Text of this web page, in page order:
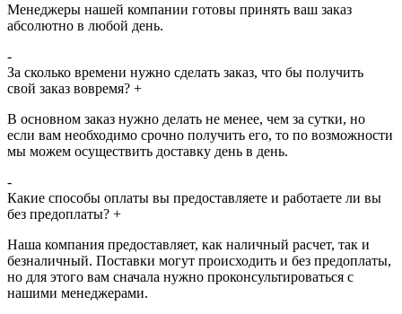
Менеджеры нашей компании готовы принять ваш заказ
абсолютно в любой день.
-
За сколько времени нужно сделать заказ, что бы получить
свой заказ вовремя? +
В основном заказ нужно делать не менее, чем за сутки, но
если вам необходимо срочно получить его, то по возможности
мы можем осуществить доставку день в день.
-
Какие способы оплаты вы предоставляете и работаете ли вы
без предоплаты? +
Наша компания предоставляет, как наличный расчет, так и
безналичный. Поставки могут происходить и без предоплаты,
но для этого вам сначала нужно проконсультироваться с
нашими менеджерами.